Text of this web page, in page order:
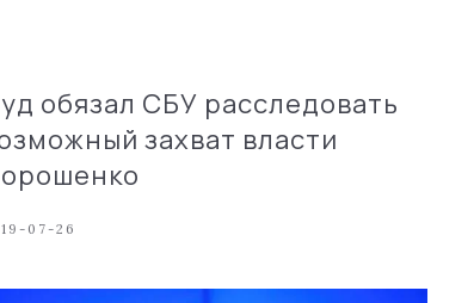
обязал СБУ расследовать
захват власти
07-26